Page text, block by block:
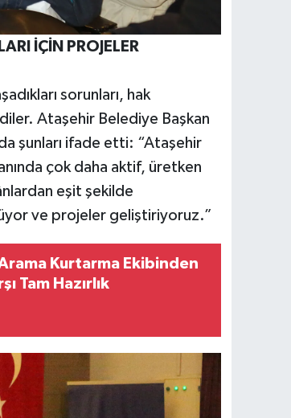
İÇİN PROJELER
sorunları, hak
Ataşehir Belediye Başkan
şunları ifade etti: “Ataşehir
çok daha aktif, üretken
eşit şekilde
ve projeler geliştiriyoruz.”
Kurtarma Ekibinden
Tam Hazırlık